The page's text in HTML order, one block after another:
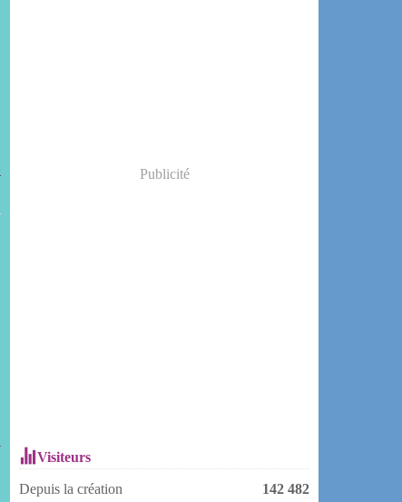
Publicité
Visiteurs
Depuis la création
142 482